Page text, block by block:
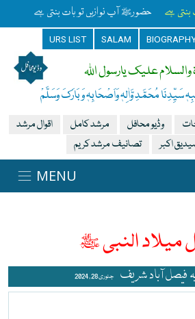
بنتی ہے حضورﷺ آپ نوازیں تو بات بنتی ہے
URS LIST SALAM
والسلام علیک یارسول اللہ
سَیِّدِنَا مُحَمَّدِ وَّاٰلِہٖ وَاَصْحَابِہٖ وَبَارَکَ وَسَلَّمْ
اقوال مرشد مرشد کامل وڈیو محافل
تصانیف مرشد کریم
اکبر
میلاد النبی ﷺ
جنوری 28 , 2024 فیصل آباد شریف